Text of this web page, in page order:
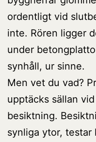
ordentligt vid
inte. Rören ligger
under
synhåll, ur sinne.
Men vet du vad?
upptäcks sällan
besiktning.
synliga ytor, testar